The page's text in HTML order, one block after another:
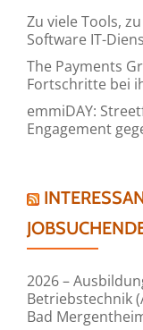
Zu viele Tools,
Software IT-
The Payments
Fortschritte bei
emmiDAY:
Engagement
2026 –
Betriebstechnik
Bad